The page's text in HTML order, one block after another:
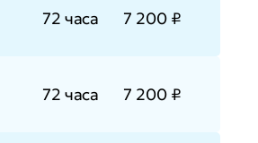
72 часа 7 200 ₽
72 часа 7 200 ₽